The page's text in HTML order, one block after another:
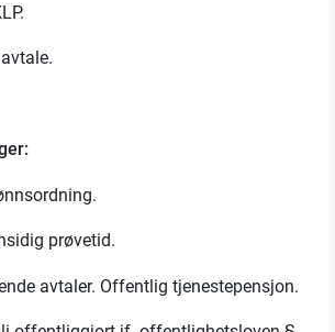
prøvetid.
avtaler. Offentlig tjenestepensjon.